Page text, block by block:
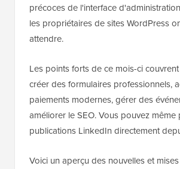
précoces de l'interface
les propriétaires de sites WordPress
attendre.
Les points forts de ce mois-ci
créer des formulaires professionnels,
paiements modernes, gérer des
améliorer le SEO. Vous pouvez
publications LinkedIn directement
Voici un aperçu des nouvelles et